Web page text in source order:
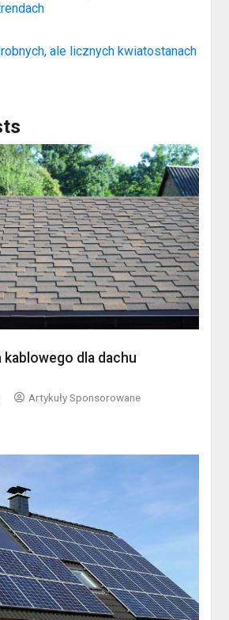
ale licznych kwiatostanach
kablowego dla dachu
Artykuły Sponsorowane